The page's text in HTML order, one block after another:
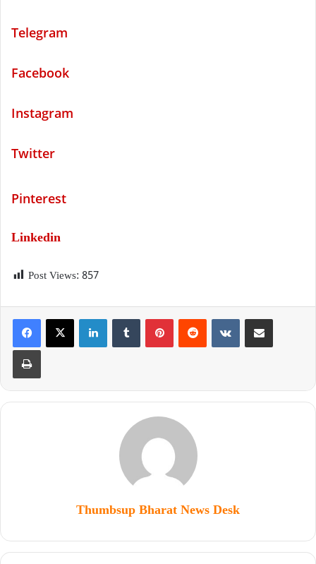
Telegram
Facebook
Instagram
Twitter
Pinterest
Linkedin
Post Views: 857
Thumbsup Bharat News Desk